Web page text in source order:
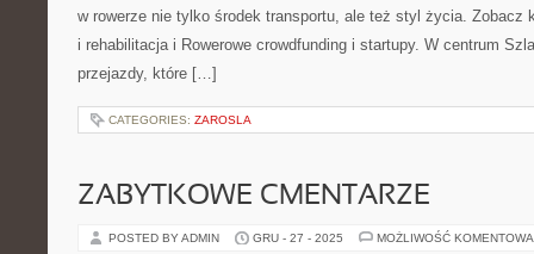
w rowerze nie tylko środek transportu, ale też styl życia. Zobacz
i rehabilitacja i Rowerowe crowdfunding i startupy. W centrum
przejazdy, które […]
CATEGORIES: ZAROSLA
ZABYTKOWE CMENTARZE
POSTED BY ADMIN GRU - 27 - 2025 MOŻLIWOŚĆ